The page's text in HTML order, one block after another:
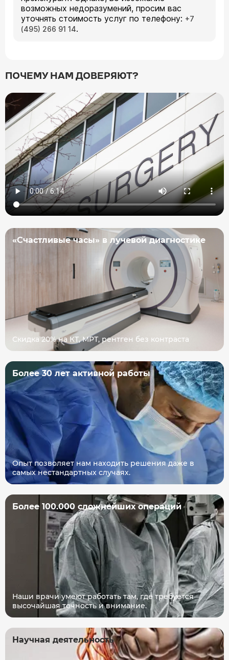
возможных недоразумений, просим вас
уточнять стоимость услуг по телефону: +7
(495) 266 91 14.
ПОЧЕМУ НАМ ДОВЕРЯЮТ?
«Счастливые часы» в лучевой диагностике
Скидка 20% на КТ, МРТ, рентген без контраста
Более 30 лет активной работы
Опыт позволяет нам находить решения даже в
самых нестандартных случаях.
Более 100.000 сложнейших операций
Наши врачи умеют работать там, где требуется
высочайшая точность и внимание.
Научная деятельность